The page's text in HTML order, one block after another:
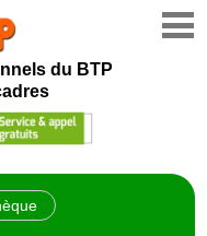
du BTP